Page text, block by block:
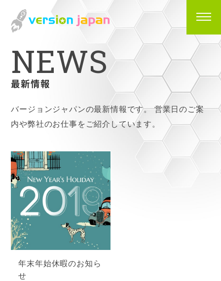
NEWS
最新情報
バージョンジャパンの最新情報です。営業日のご案
内や弊社のお仕事をご紹介しています。
年末年始休暇のお知ら
せ